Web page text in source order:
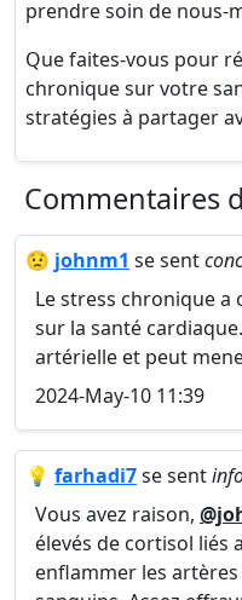
prendre soin de nous-
Que faites-vous pour
chronique sur votre
stratégies à partager
Commentaires
😟 johnm1 se sent
Le stress chronique
sur la santé
artérielle et peut
2024-May-10 11:39
💡 farhadi7se sent
Vous avez raison,
élevés de cortisol liés
enflammer les